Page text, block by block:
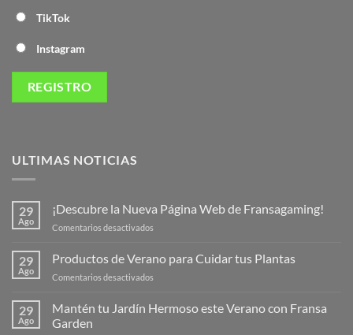
TikTok
Instagram
ULTIMAS NOTICIAS
29
Ago
¡Descubre la Nueva Página Web de Fransagaming!
Comentarios desactivados
Nueva
de
29
Ago
Productos de Verano para Cuidar tus Plantas
Comentarios desactivados
de
Verano
29
Ago
Mantén tu Jardín Hermoso este Verano con Fransa
Garden